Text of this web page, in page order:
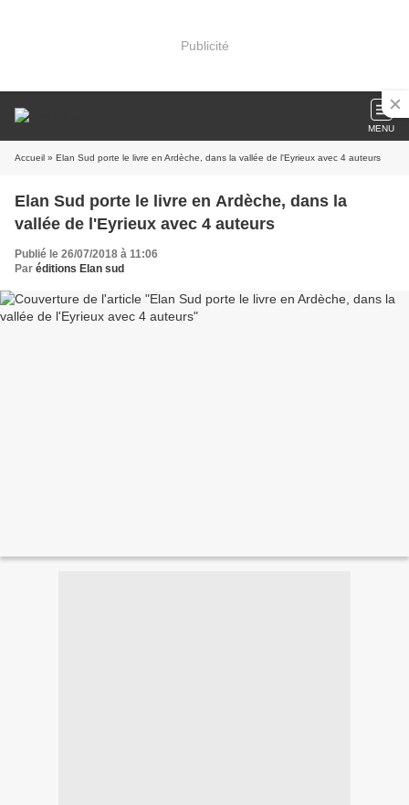
Publicité
MENU
Accueil » Elan Sud porte le livre en Ardèche, dans la vallée de l'Eyrieux avec 4 auteurs
Elan Sud porte le livre en Ardèche, dans la
vallée de l'Eyrieux avec 4 auteurs
Publié le 26/07/2018 à 11:06
Par éditions Elan sud